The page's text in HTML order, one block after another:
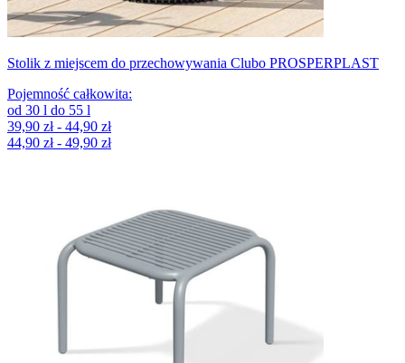
Stolik z miejscem do przechowywania Clubo PROSPERPLAST
Pojemność całkowita:
od 30 l do 55 l
39,90 zł - 44,90 zł
44,90 zł - 49,90 zł